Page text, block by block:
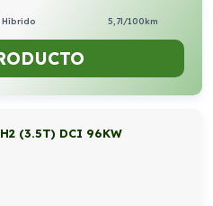
Híbrido 5,7l/100km
(3.5T) DCI 96KW